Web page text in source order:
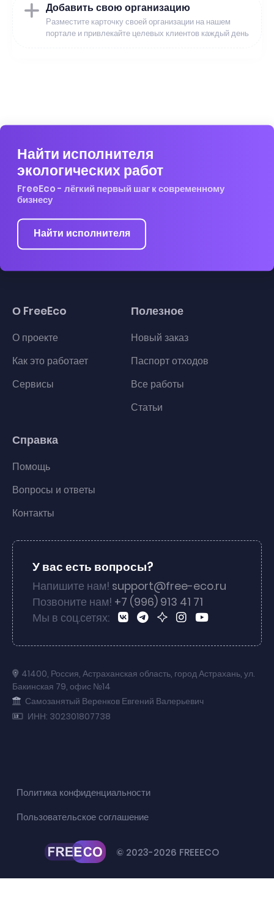
Добавить свою организацию
Разместите карточку своей организации на нашем
портале и привлекайте целевых клиентов каждый день
Найти исполнителя
экологических работ
FreeEco - лёгкий первый шаг к современному
бизнесу
Найти исполнителя
О FreeEco
О проекте
Как это работает
Сервисы
Полезное
Новый заказ
Паспорт отходов
Все работы
Статьи
Справка
Помощь
Вопросы и ответы
Контакты
У вас есть вопросы?
Напишите нам! support@free-eco.ru
Позвоните нам! +7 (996) 913 41 71
Мы в соц.сетях:
41400, Россия, Астраханская область, город Астрахань, ул.
Бакинская 79, офис №14
Самозанятый Веренков Евгений Валерьевич
ИНН: 302301807738
© 2023-2026 FREEECO
Политика конфиденциальности
Пользовательское соглашение